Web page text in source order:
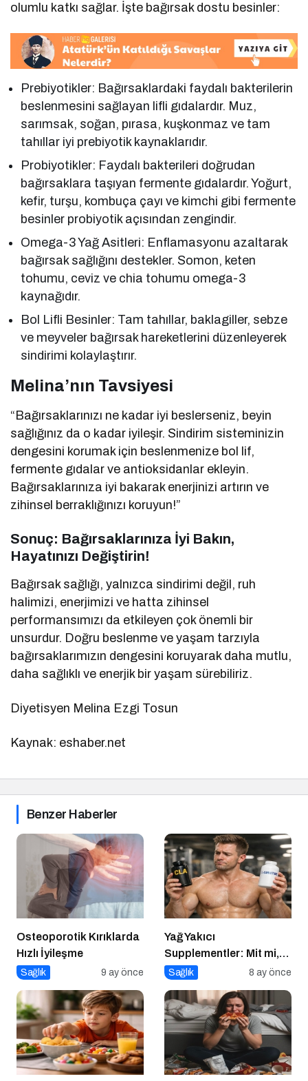
olumlu katkı sağlar. İşte bağırsak dostu besinler:
Prebiyotikler: Bağırsaklardaki faydalı bakterilerin
beslenmesini sağlayan lifli gıdalardır. Muz,
sarımsak, soğan, pırasa, kuşkonmaz ve tam
tahıllar iyi prebiyotik kaynaklarıdır.
Probiyotikler: Faydalı bakterileri doğrudan
bağırsaklara taşıyan fermente gıdalardır. Yoğurt,
kefir, turşu, kombuça çayı ve kimchi gibi fermente
besinler probiyotik açısından zengindir.
Omega-3 Yağ Asitleri: Enflamasyonu azaltarak
bağırsak sağlığını destekler. Somon, keten
tohumu, ceviz ve chia tohumu omega-3
kaynağıdır.
Bol Lifli Besinler: Tam tahıllar, baklagiller, sebze
ve meyveler bağırsak hareketlerini düzenleyerek
sindirimi kolaylaştırır.
Melina’nın Tavsiyesi
“Bağırsaklarınızı ne kadar iyi beslerseniz, beyin
sağlığınız da o kadar iyileşir. Sindirim sisteminizin
dengesini korumak için beslenmenize bol lif,
fermente gıdalar ve antioksidanlar ekleyin.
Bağırsaklarınıza iyi bakarak enerjinizi artırın ve
zihinsel berraklığınızı koruyun!”
Sonuç: Bağırsaklarınıza İyi Bakın,
Hayatınızı Değiştirin!
Bağırsak sağlığı, yalnızca sindirimi değil, ruh
halimizi, enerjimizi ve hatta zihinsel
performansımızı da etkileyen çok önemli bir
unsurdur. Doğru beslenme ve yaşam tarzıyla
bağırsaklarımızın dengesini koruyarak daha mutlu,
daha sağlıklı ve enerjik bir yaşam sürebiliriz.
Diyetisyen Melina Ezgi Tosun
Kaynak: eshaber.net
Benzer Haberler
Osteoporotik Kırıklarda
Hızlı İyileşme
Sağlık 9 ay önce
Yağ Yakıcı
Supplementler: Mit mi,
Gerçek mi?
Sağlık 8 ay önce